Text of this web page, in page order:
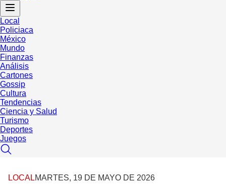
Local
Policiaca
México
Mundo
Finanzas
Análisis
Cartones
Gossip
Cultura
Tendencias
Ciencia y Salud
Turismo
Deportes
Juegos
LOCALMARTES, 19 DE MAYO DE 2026